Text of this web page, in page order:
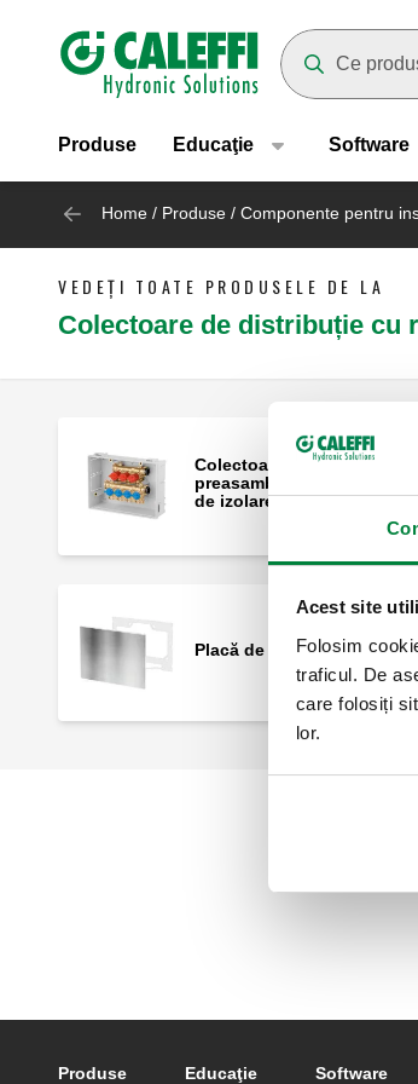
Acest site
Folosim
traficul. De
care folosiți
lor.
Header main
Produse Educaţie Software
Home / Produse / Componente pentru
VEDEȚI TOATE PRODUSELE DE LA
Colectoare de distribuție cu
Colectoare de distribuție
preasamblate în casetă, cu
de izolare separate.
Placă de acoperire
Produse Educaţie Software